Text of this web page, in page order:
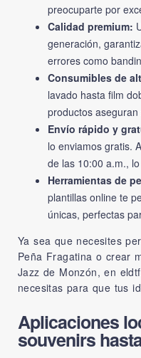
preocuparte por
Calidad premium:
generación,
errores como
Consumibles de
lavado hasta film
productos
Envío rápido y
lo enviamos gratis.
de las 10:00 a.m.,
Herramientas de
plantillas online te
únicas, perfectas
Ya sea que necesites
Peña Fragatina o crear
Jazz de Monzón, en
necesitas para que tus
Aplicaciones
souvenirs